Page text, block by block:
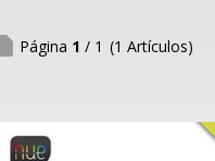
Página 1 / 1 (1 Artículos)